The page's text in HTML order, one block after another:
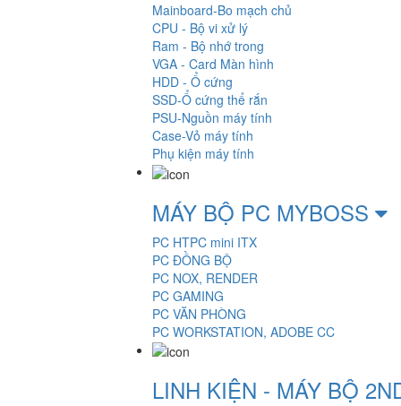
Mainboard-Bo mạch chủ
CPU - Bộ vi xử lý
Ram - Bộ nhớ trong
VGA - Card Màn hình
HDD - Ổ cứng
SSD-Ổ cứng thể rắn
PSU-Nguồn máy tính
Case-Vỏ máy tính
Phụ kiện máy tính
MÁY BỘ PC MYBOSS
PC HTPC mini ITX
PC ĐỒNG BỘ
PC NOX, RENDER
PC GAMING
PC VĂN PHÒNG
PC WORKSTATION, ADOBE CC
LINH KIỆN - MÁY BỘ